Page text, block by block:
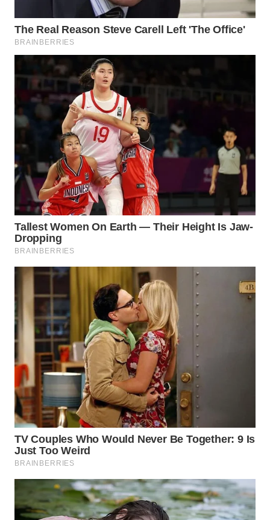
WN
PAKPAK
WN
KARAWANG
WN
BEKASI
WN
BOGOR
WN
DEPOK
WN
TAPANULI
UTARA
WN
SAMOSIR
WN
PADANG
LAWAS
WN
SUMEDANG
WN
CIANJUR
WN
KEPULAUAN